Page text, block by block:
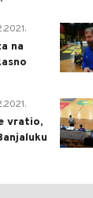
na
vratio,